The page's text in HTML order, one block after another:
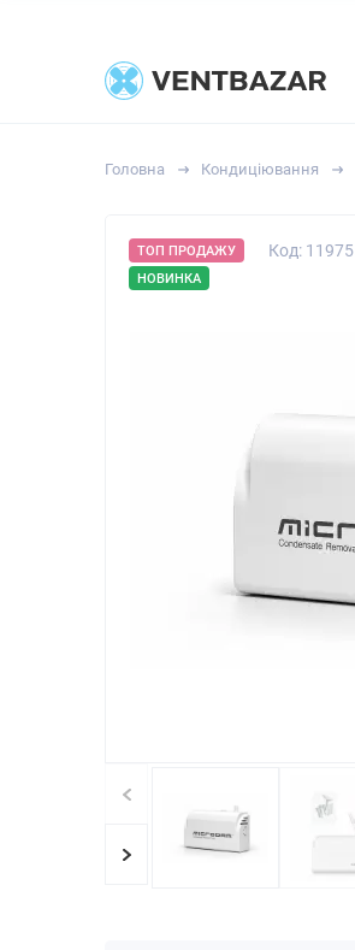
Головна Кондиціювання
ТОП ПРОДАЖУ
НОВИНКА
Код: 11975